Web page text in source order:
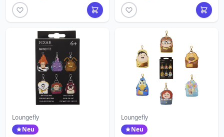
Loungefly
Neu
Loungefly
Neu